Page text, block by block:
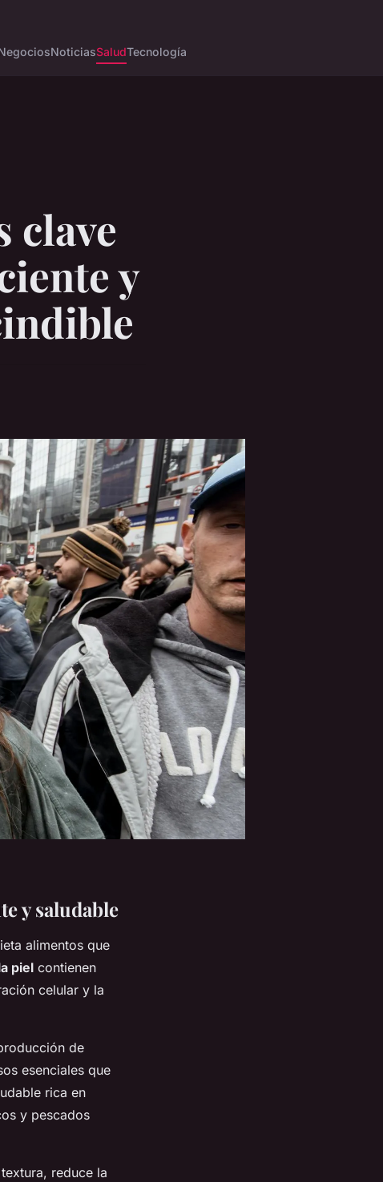
NoticiasSaludTecnología
clave
y
y saludable
alimentos que
piel contienen
celular y la
de
esenciales que
rica en
y pescados
reduce la